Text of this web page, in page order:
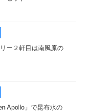
ー２軒目は南風原の
Apollo」で昆布水の